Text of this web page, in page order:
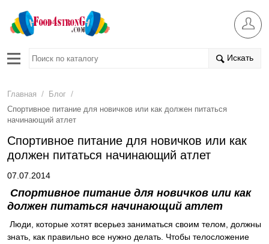
Искать
Главная / Блог /
Спортивное питание для новичков или как должен питаться
начинающий атлет
Спортивное питание для новичков или как
должен питаться начинающий атлет
07.07.2014
Спортивное питание для новичков или как
должен питаться начинающий атлет
Люди, которые хотят всерьез заниматься своим телом, должны
знать, как правильно все нужно делать. Чтобы телосложение